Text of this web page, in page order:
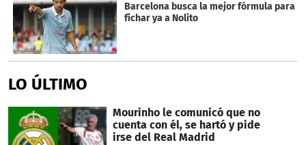
Barcelona busca la mejor fórmula para
fichar ya a Nolito
LO ÚLTIMO
Mourinho le comunicó que no
cuenta con él, se hartó y pide
irse del Real Madrid